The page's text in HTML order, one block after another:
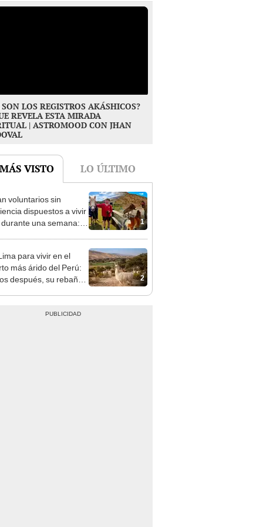
SON LOS REGISTROS AKÁSHICOS?
REVELA ESTA MIRADA
| ASTROMOOD CON JHAN
VISTO
1
dispuestos a vivir
una semana:
caballos, burros y
2
más árido del Perú:
después, su rebaño
creó un